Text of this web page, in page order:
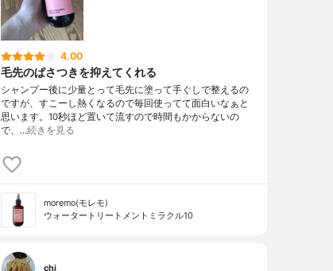
4.00
毛先のぱさつきを抑えてくれる
シャンプー後に少量とって毛先に塗って手ぐしで整えるの
ですが、すこーし熱くなるので毎回使ってて面白いなぁと
思います。10秒ほど置いて流すので時間もかからないの
で、…続きを見る
moremo(モレモ)
ウォータートリートメントミラクル10
chi